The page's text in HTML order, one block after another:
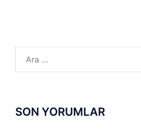
SON YORUMLAR